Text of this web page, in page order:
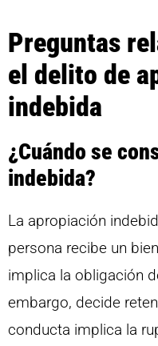
Preguntas
el delito de
indebida
¿Cuándo se
indebida?
La apropiación
persona recibe un
implica la obligación
embargo, decide
conducta implica la